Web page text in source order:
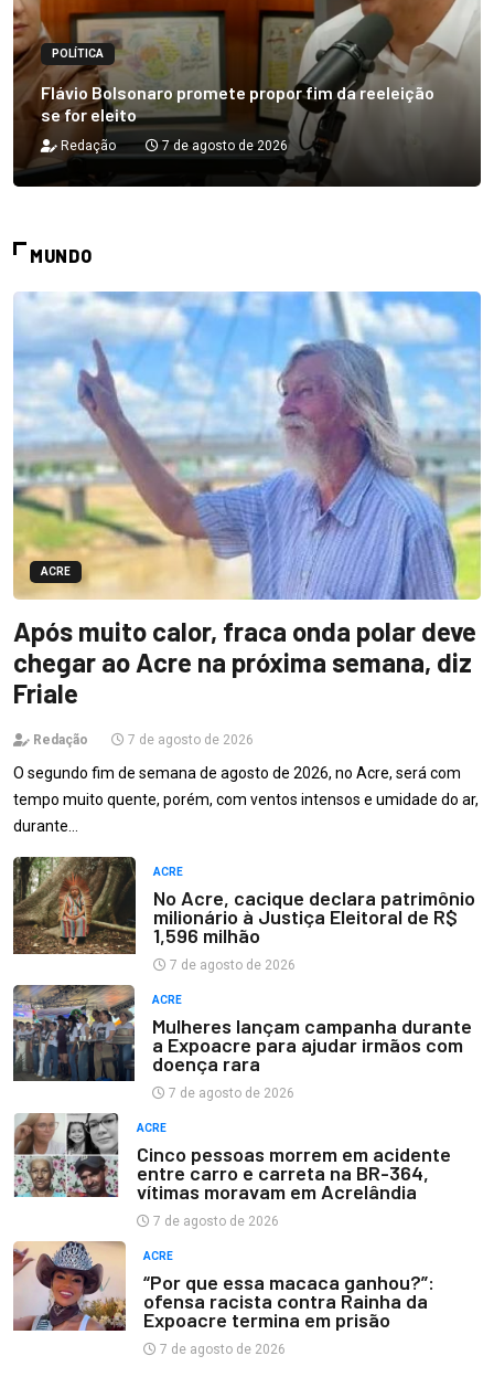
POLÍTICA
Flávio Bolsonaro promete propor fim da reeleição
se for eleito
Redação 7 de agosto de 2026
MUNDO
ACRE
Após muito calor, fraca onda polar deve
chegar ao Acre na próxima semana, diz
Friale
Redação 7 de agosto de 2026
O segundo fim de semana de agosto de 2026, no Acre, será com
tempo muito quente, porém, com ventos intensos e umidade do ar,
durante…
ACRE
No Acre, cacique declara patrimônio
milionário à Justiça Eleitoral de R$
1,596 milhão
7 de agosto de 2026
ACRE
Mulheres lançam campanha durante
a Expoacre para ajudar irmãos com
doença rara
7 de agosto de 2026
ACRE
Cinco pessoas morrem em acidente
entre carro e carreta na BR-364,
vítimas moravam em Acrelândia
7 de agosto de 2026
ACRE
“Por que essa macaca ganhou?”:
ofensa racista contra Rainha da
Expoacre termina em prisão
7 de agosto de 2026